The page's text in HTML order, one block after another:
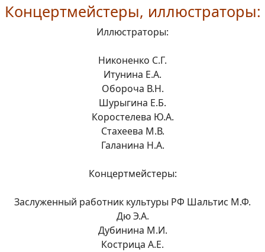
Концертмейстеры, иллюстраторы:
Иллюстраторы:
Никоненко С.Г.
Итунина Е.А.
Обороча В.Н.
Шурыгина Е.Б.
Коростелева Ю.А.
Стахеева М.В.
Галанина Н.А.
Концертмейстеры:
Заслуженный работник культуры РФ Шальтис М.Ф.
Дю Э.А.
Дубинина М.И.
Кострица А.Е.